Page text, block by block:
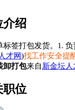
介绍
标签打包发货。1.
才网)找工作安全提
卸打包来自新金坛人
职位